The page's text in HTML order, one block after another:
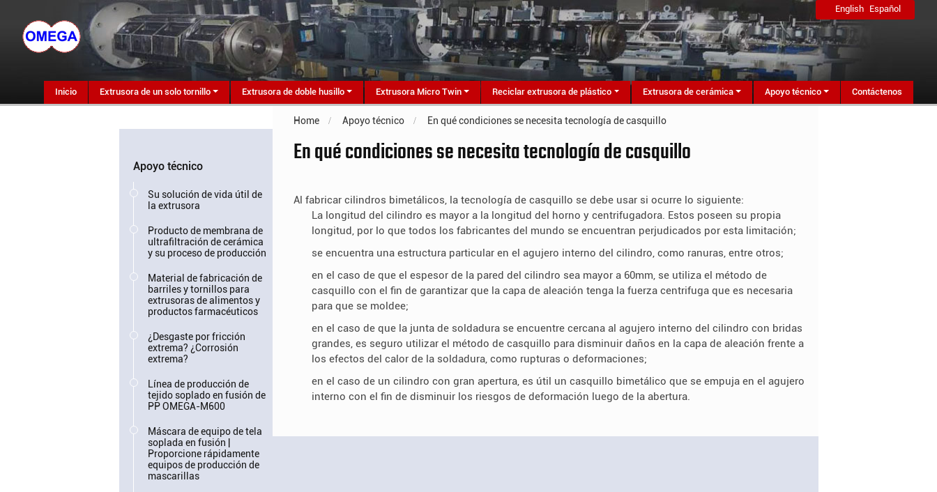
English Español
Inicio Extrusora de un solo tornillo Extrusora de doble husillo Extrusora Micro Twin Reciclar extrusora de plástico Extrusora de cerámica Apoyo técnico Contáctenos
Home Apoyo técnico En qué condiciones se necesita tecnología de casquillo
En qué condiciones se necesita tecnología de casquillo
Al fabricar cilindros bimetálicos, la tecnología de casquillo se debe usar si ocurre lo siguiente:
La longitud del cilindro es mayor a la longitud del horno y centrifugadora. Estos poseen su propia
longitud, por lo que todos los fabricantes del mundo se encuentran perjudicados por esta limitación;
se encuentra una estructura particular en el agujero interno del cilindro, como ranuras, entre otros;
en el caso de que el espesor de la pared del cilindro sea mayor a 60mm, se utiliza el método de
casquillo con el fin de garantizar que la capa de aleación tenga la fuerza centrifuga que es necesaria
para que se moldee;
en el caso de que la junta de soldadura se encuentre cercana al agujero interno del cilindro con bridas
grandes, es seguro utilizar el método de casquillo para disminuir daños en la capa de aleación frente a
los efectos del calor de la soldadura, como rupturas o deformaciones;
en el caso de un cilindro con gran apertura, es útil un casquillo bimetálico que se empuja en el agujero
interno con el fin de disminuir los riesgos de deformación luego de la abertura.
Apoyo técnico
Su solución de vida útil de
la extrusora
Producto de membrana de
ultrafiltración de cerámica
y su proceso de producción
Material de fabricación de
barriles y tornillos para
extrusoras de alimentos y
productos farmacéuticos
¿Desgaste por fricción
extrema? ¿Corrosión
extrema?
Línea de producción de
tejido soplado en fusión de
PP OMEGA-M600
Máscara de equipo de tela
soplada en fusión |
Proporcione rápidamente
equipos de producción de
mascarillas